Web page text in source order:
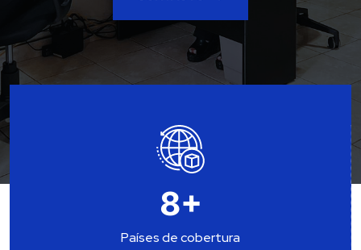
8+
Países de cobertura